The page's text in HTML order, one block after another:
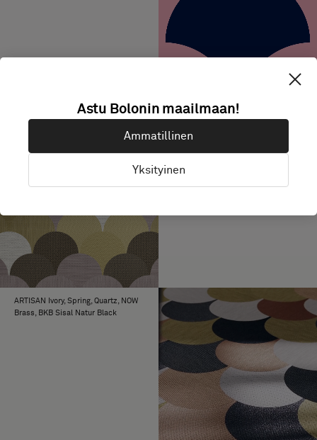
ARTISAN Ivory, Spring, Quartz, NOW
Brass, BKB Sisal Natur Black
Astu Bolonin maailmaan!
Ammatillinen
Yksityinen